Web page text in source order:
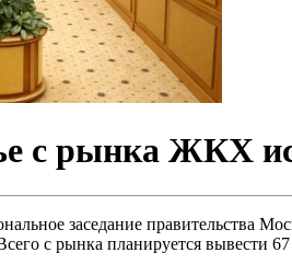
с рынка ЖКХ
заседание
с рынка планируется вывести